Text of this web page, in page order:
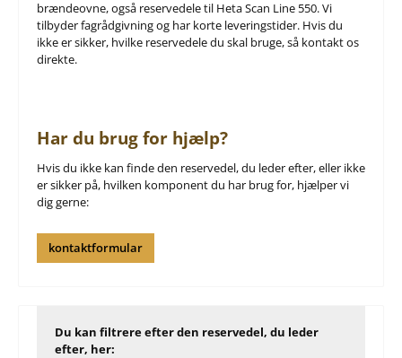
brændeovne, også reservedele til Heta Scan Line 550. Vi
tilbyder fagrådgivning og har korte leveringstider. Hvis du
ikke er sikker, hvilke reservedele du skal bruge, så kontakt os
direkte.
Har du brug for hjælp?
Hvis du ikke kan finde den reservedel, du leder efter, eller ikke
er sikker på, hvilken komponent du har brug for, hjælper vi
dig gerne:
kontaktformular
Du kan filtrere efter den reservedel, du leder
efter, her: